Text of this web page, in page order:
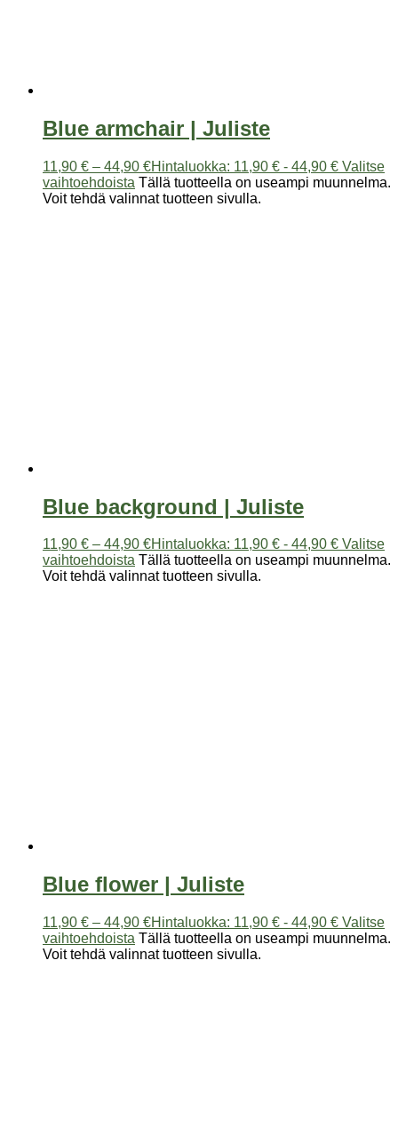
Blue armchair | Juliste
11,90 € – 44,90 €Hintaluokka: 11,90 € - 44,90 € Valitse
vaihtoehdoista Tällä tuotteella on useampi muunnelma.
Voit tehdä valinnat tuotteen sivulla.
Blue background | Juliste
11,90 € – 44,90 €Hintaluokka: 11,90 € - 44,90 € Valitse
vaihtoehdoista Tällä tuotteella on useampi muunnelma.
Voit tehdä valinnat tuotteen sivulla.
Blue flower | Juliste
11,90 € – 44,90 €Hintaluokka: 11,90 € - 44,90 € Valitse
vaihtoehdoista Tällä tuotteella on useampi muunnelma.
Voit tehdä valinnat tuotteen sivulla.